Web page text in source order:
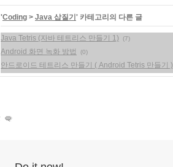
'Coding > Java 삽질기 ' 카테고리의 다른 글
Java Tetris (자바 테트리스 만들기 1) (7)
Android 화면 녹화 방법 (0)
안드로이드 테트리스 만들기 ( Android Tetris 만들기 )